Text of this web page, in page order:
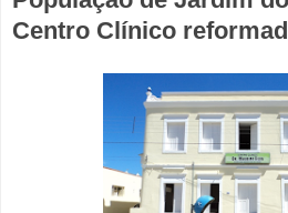
Centro Clínico